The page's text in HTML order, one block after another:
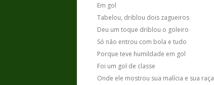
Em gol
Tabelou, driblou dois zagueiros
Deu um toque driblou o goleiro
Só não entrou com bola e tudo
Porque teve humildade em gol
Foi um gol de classe
Onde ele mostrou sua malícia e sua raça